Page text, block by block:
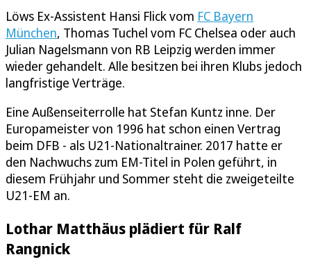
Löws Ex-Assistent Hansi Flick vom FC Bayern
München, Thomas Tuchel vom FC Chelsea oder auch
Julian Nagelsmann von RB Leipzig werden immer
wieder gehandelt. Alle besitzen bei ihren Klubs jedoch
langfristige Verträge.
Eine Außenseiterrolle hat Stefan Kuntz inne. Der
Europameister von 1996 hat schon einen Vertrag
beim DFB - als U21-Nationaltrainer. 2017 hatte er
den Nachwuchs zum EM-Titel in Polen geführt, in
diesem Frühjahr und Sommer steht die zweigeteilte
U21-EM an.
Lothar Matthäus plädiert für Ralf
Rangnick